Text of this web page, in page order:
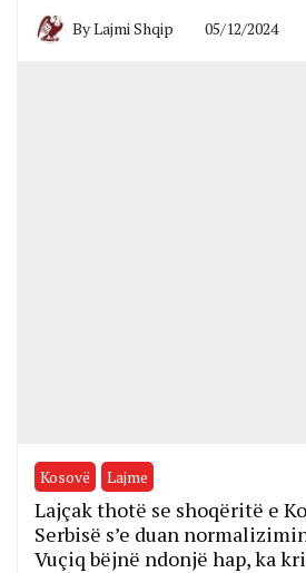
ByLajmi Shqip 05/12/2024
Kosovë Lajme
Lajçak thotë se shoqëritë e
Serbisë s’e duan
Vuçiq bëjnë ndonjë hap, ka